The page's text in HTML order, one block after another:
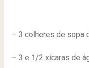
– 3 colheres de sopa
– 3 e 1/2 xícaras de